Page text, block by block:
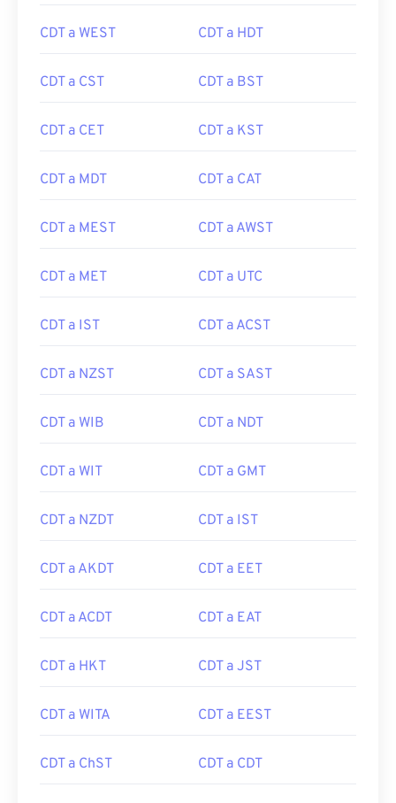
CDT a WEST CDT a HDT
CDT a CST CDT a BST
CDT a CET CDT a KST
CDT a MDT CDT a CAT
CDT a MEST CDT a AWST
CDT a MET CDT a UTC
CDT a IST CDT a ACST
CDT a NZST CDT a SAST
CDT a WIB CDT a NDT
CDT a WIT CDT a GMT
CDT a NZDT CDT a IST
CDT a AKDT CDT a EET
CDT a ACDT CDT a EAT
CDT a HKT CDT a JST
CDT a WITA CDT a EEST
CDT a ChST CDT a CDT